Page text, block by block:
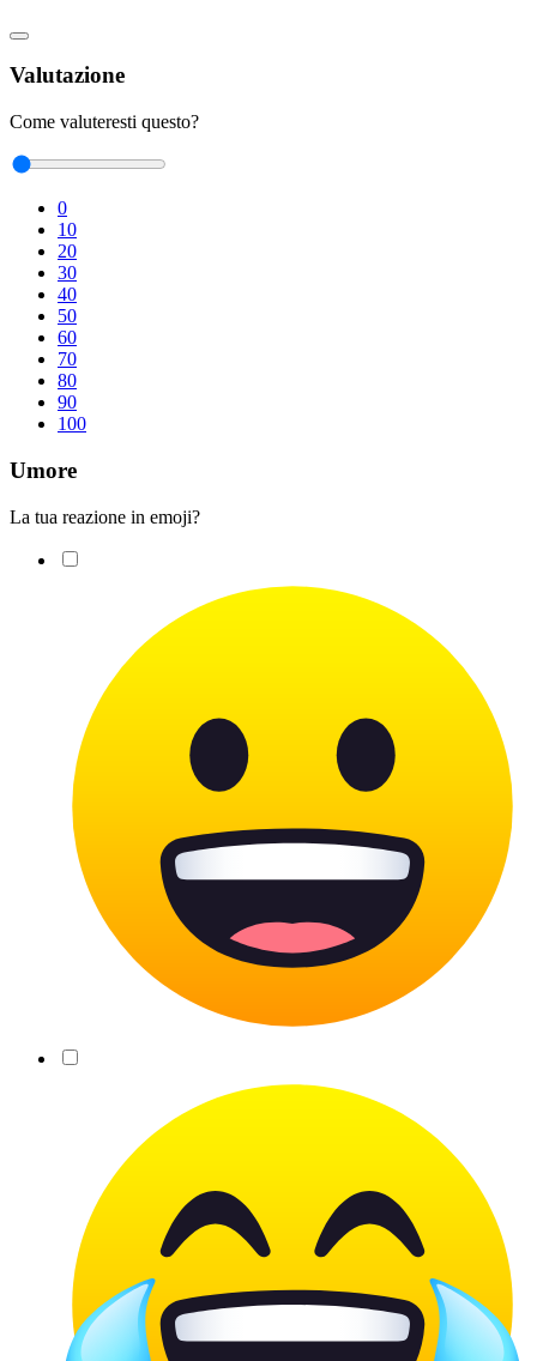
Valutazione
Come valuteresti questo?
0
10
20
30
40
50
60
70
80
90
100
Umore
La tua reazione in emoji?